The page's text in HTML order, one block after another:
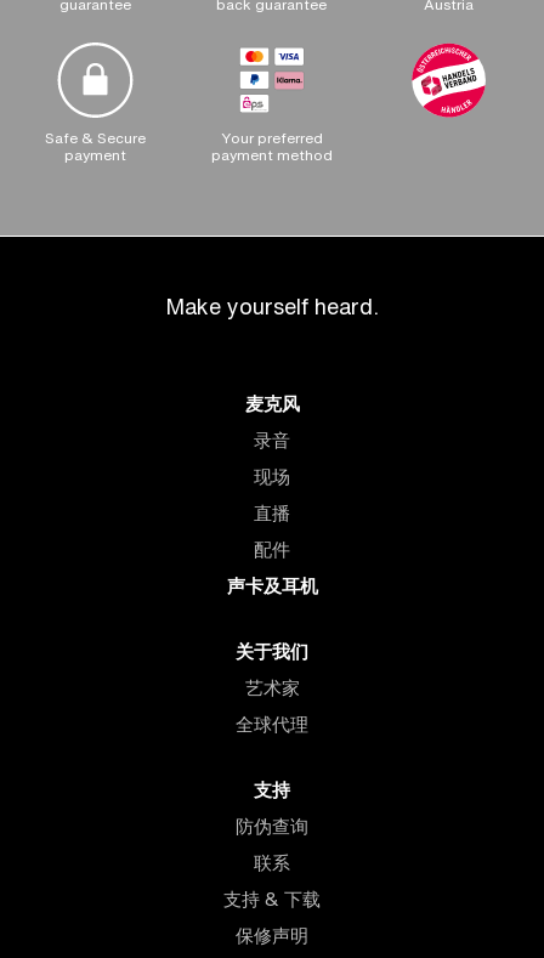
Safe & Secure
payment
Your preferred
payment method
Make yourself heard.
麦克风
录音
现场
直播
配件
声卡及耳机
关于我们
艺术家
全球代理
支持
防伪查询
联系
支持 & 下载
保修声明